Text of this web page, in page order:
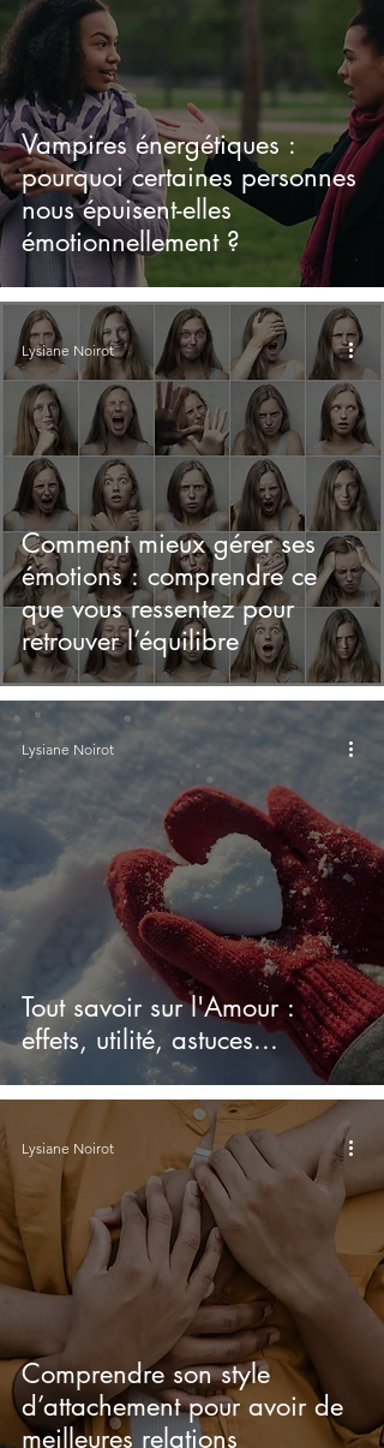
Vampires énergétiques :
pourquoi certaines personnes
nous épuisent-elles
émotionnellement ?
Comment mieux gérer ses
émotions : comprendre ce
que vous ressentez pour
retrouver l’équilibre
Lysiane Noirot
Tout savoir sur l'Amour :
effets, utilité, astuces...
Lysiane Noirot
Comprendre son style
d’attachement pour avoir de
meilleures relations
Lysiane Noirot